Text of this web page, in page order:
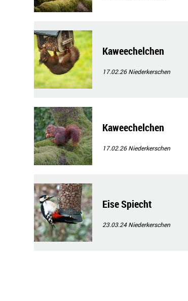
Kaweechelchen
17.02.26Niederkerschen
Kaweechelchen
17.02.26Niederkerschen
Eise Spiecht
23.03.24Niederkerschen